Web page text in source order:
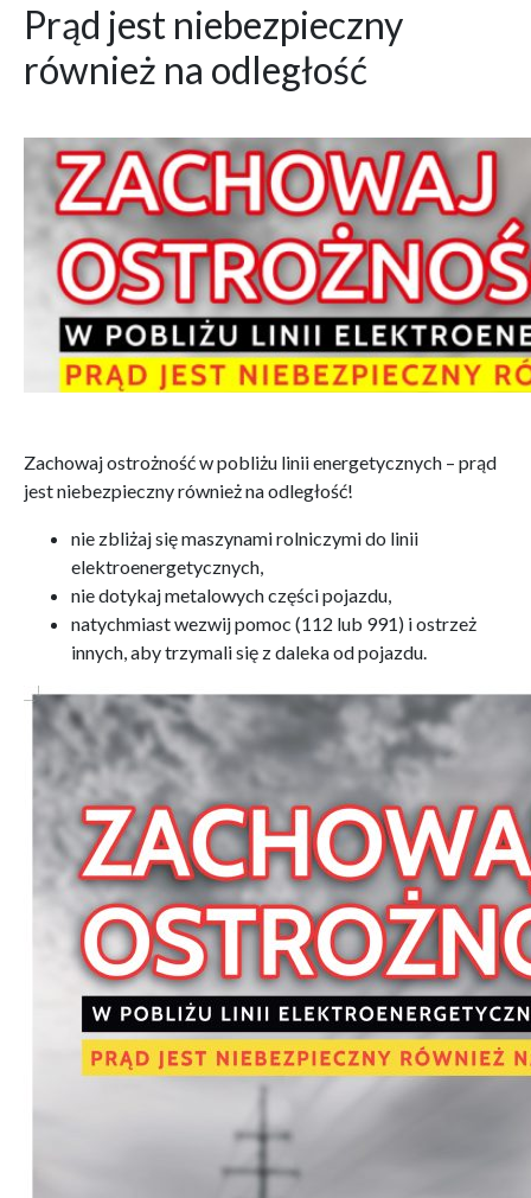
Prąd jest niebezpieczny
również na odległość
Zachowaj ostrożność w pobliżu linii energetycznych – prąd
jest niebezpieczny również na odległość!
nie zbliżaj się maszynami rolniczymi do linii
elektroenergetycznych,
nie dotykaj metalowych części pojazdu,
natychmiast wezwij pomoc (112 lub 991) i ostrzeż
innych, aby trzymali się z daleka od pojazdu.